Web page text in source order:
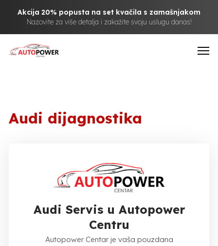
Akcija 20% popusta na set kvačila s zamašnjakom
Nazovite za više detalja i zakažite svoju uslugu danas!
Audi dijagnostika
Audi Servis u Autopower
Centru
Autopower Centar je vaša pouzdana